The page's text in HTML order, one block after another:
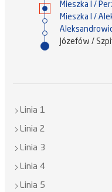
Mieszka I /
Mieszka I /
Józefów /
Linia 1
Linia 2
Linia 3
Linia 4
Linia 5